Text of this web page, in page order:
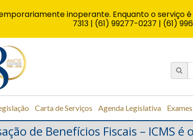
Carta de Serviços Agenda Legislativa Exames
de Benefícios Fiscais – ICMS
inoperante. Enquanto o serviço
7313 | (61) 99277-0237 | (61)